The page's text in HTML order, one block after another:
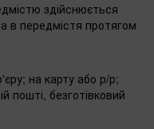
здійснюється
в передмістя протягом
на карту або р/р;
пошті, безготівковий